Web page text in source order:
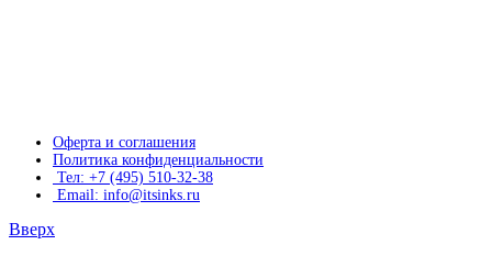
Оферта и соглашения
Политика конфиденциальности
Тел: +7 (495) 510-32-38
Email: info@itsinks.ru
Вверх